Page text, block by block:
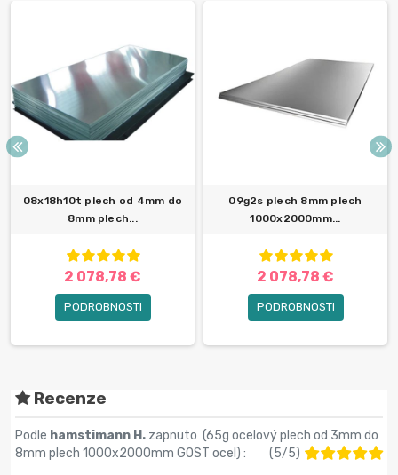
08x18h10t plech od 4mm do
8mm plech...
2 078,78 €
PODROBNOSTI
09g2s plech 8mm plech
1000x2000mm...
2 078,78 €
PODROBNOSTI
Recenze
Podle hamstimann H. zapnuto (65g ocelový plech od 3mm do
8mm plech 1000x2000mm GOST ocel ) : (5/5)